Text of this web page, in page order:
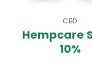
CBD
Hempcare
10%